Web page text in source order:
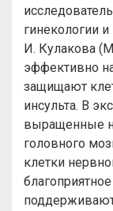
гинекологии
И. Кулакова
эффективно
защищают
инсульта. В
выращенные
головного
клетки